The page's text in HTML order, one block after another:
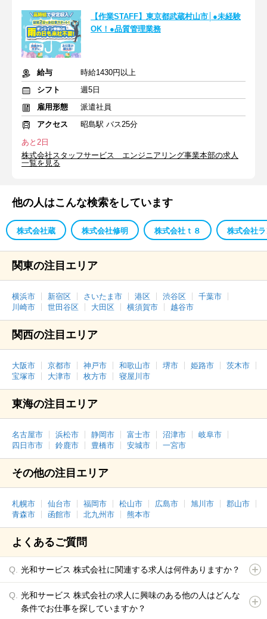
【作業STAFF】東京都武蔵村山市│●未経験
OK！●品質管理業務
給与
時給1430円以上
シフト
週5日
雇用形態
派遣社員
アクセス
昭島駅 バス25分
あと2日
株式会社スタッフサービス エンジニアリング事業本部の求人
一覧を見る
他の人はこんな検索をしています
株式会社蔵 株式会社修明 株式会社ｔ８ 株式会社
関東の注目エリア
横浜市 新宿区 さいたま市 港区 渋谷区
千葉市
川崎市
世田谷区 大田区 横須賀市 越谷市
関西の注目エリア
大阪市 京都市 神戸市 和歌山市 堺市 姫路市
茨木市
宝塚市
大津市 枚方市 寝屋川市
東海の注目エリア
名古屋市 浜松市 静岡市 富士市 沼津市
岐阜市
四日市市
鈴鹿市 豊橋市 安城市 一宮市
その他の注目エリア
札幌市 仙台市 福岡市 松山市 広島市 旭川市
郡山市
青森市
函館市 北九州市 熊本市
よくあるご質問
光和サービス 株式会社に関連する求人は何件ありますか？
光和サービス 株式会社の求人に興味のある他の人はどんな
条件でお仕事を探していますか？